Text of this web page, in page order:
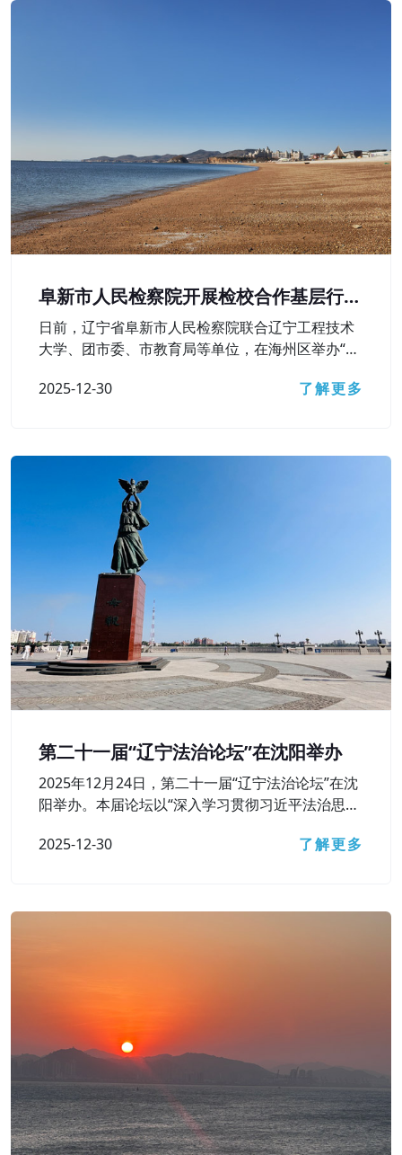
阜新市人民检察院开展检校合作基层行活
动
日前，辽宁省阜新市人民检察院联合辽宁工程技术
大学、团市委、市教育局等单位，在海州区举办“弘
动，深入学习贯彻习近平法治思想，检校合作向基
2025-12-30 了解更多
第二十一届“辽宁法治论坛”在沈阳举办
2025年12月24日，第二十一届“辽宁法治论坛”在沈
阳举办。本届论坛以“深入学习贯彻习近平法治思
2025-12-30
了解更多